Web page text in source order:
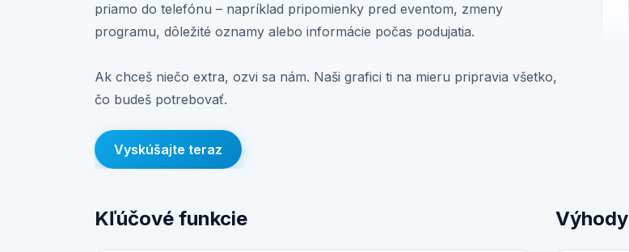
priamo do telefónu – napríklad pripomienky pred eventom, zmeny
programu, dôležité oznamy alebo informácie počas podujatia.
Ak chceš niečo extra, ozvi sa nám. Naši grafici ti na mieru pripravia všetko,
čo budeš potrebovať.
Vyskúšajte teraz
Kľúčové funkcie Výhody